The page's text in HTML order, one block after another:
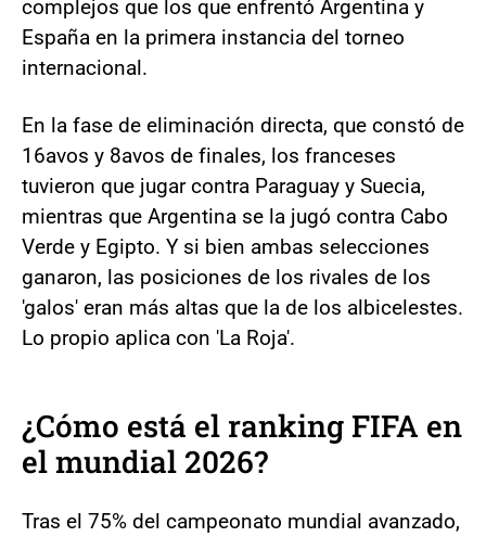
complejos que los que enfrentó Argentina y
España en la primera instancia del torneo
internacional.
En la fase de eliminación directa, que constó de
16avos y 8avos de finales, los franceses
tuvieron que jugar contra Paraguay y Suecia,
mientras que Argentina se la jugó contra Cabo
Verde y Egipto. Y si bien ambas selecciones
ganaron, las posiciones de los rivales de los
'galos' eran más altas que la de los albicelestes.
Lo propio aplica con 'La Roja'.
¿Cómo está el ranking FIFA en
el mundial 2026?
Tras el 75% del campeonato mundial avanzado,